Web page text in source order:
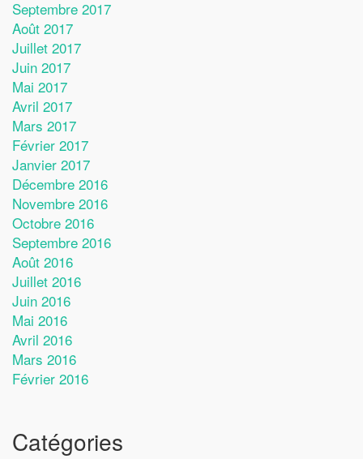
Septembre 2017
Août 2017
Juillet 2017
Juin 2017
Mai 2017
Avril 2017
Mars 2017
Février 2017
Janvier 2017
Décembre 2016
Novembre 2016
Octobre 2016
Septembre 2016
Août 2016
Juillet 2016
Juin 2016
Mai 2016
Avril 2016
Mars 2016
Février 2016
Catégories